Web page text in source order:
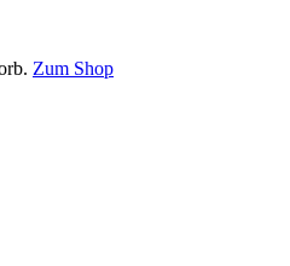
Zum Shop